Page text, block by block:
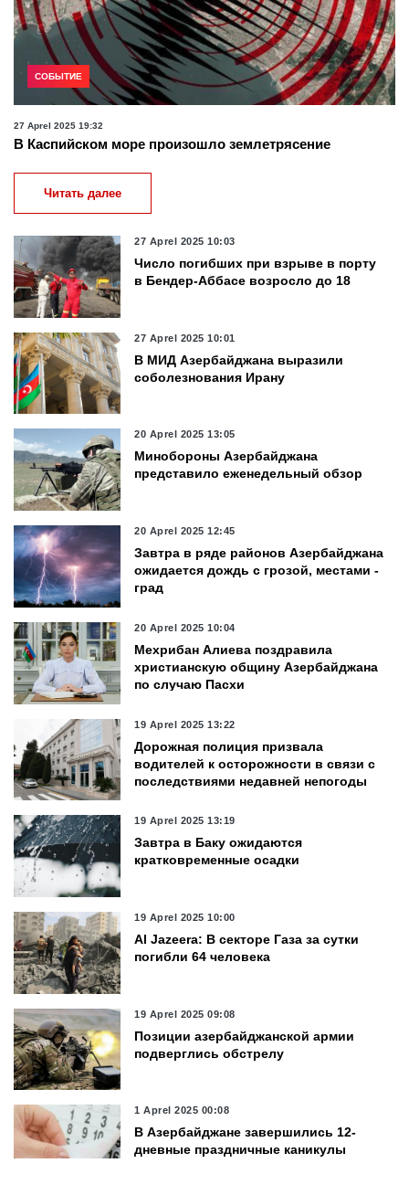
СОБЫТИЕ
27 Aprel 2025 19:32
В Каспийском море произошло землетрясение
Читать далее
27 Aprel 2025 10:03
Число погибших при взрыве в порту
в Бендер-Аббасе возросло до 18
27 Aprel 2025 10:01
В МИД Азербайджана выразили
соболезнования Ирану
20 Aprel 2025 13:05
Минобороны Азербайджана
представило еженедельный обзор
20 Aprel 2025 12:45
Завтра в ряде районов Азербайджана
ожидается дождь с грозой, местами -
град
20 Aprel 2025 10:04
Мехрибан Алиева поздравила
христианскую общину Азербайджана
по случаю Пасхи
19 Aprel 2025 13:22
Дорожная полиция призвала
водителей к осторожности в связи с
последствиями недавней непогоды
19 Aprel 2025 13:19
Завтра в Баку ожидаются
кратковременные осадки
19 Aprel 2025 10:00
Al Jazeera: В секторе Газа за сутки
погибли 64 человека
19 Aprel 2025 09:08
Позиции азербайджанской армии
подверглись обстрелу
1 Aprel 2025 00:08
В Азербайджане завершились 12-
дневные праздничные каникулы